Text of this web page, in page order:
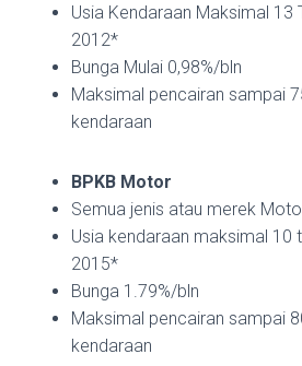
Usia Kendaraan Maksimal 13
2012*
Bunga Mulai 0,98%/bln
Maksimal pencairan sampai
kendaraan
BPKB Motor
Semua jenis atau merek
Usia kendaraan maksimal 10
2015*
Bunga 1.79%/bln
Maksimal pencairan sampai
kendaraan